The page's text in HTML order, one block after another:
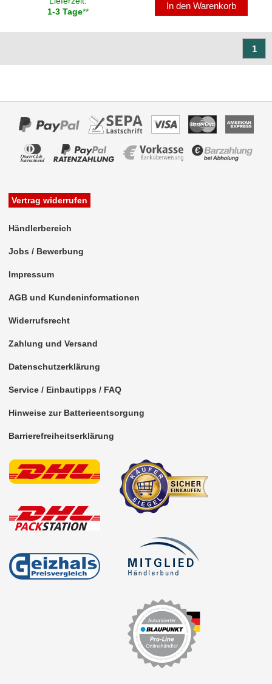
1-3 Tage**
In den Warenkorb
1
Vertrag widerrufen
Händlerbereich
Jobs / Bewerbung
Impressum
AGB und Kundeninformationen
Widerrufsrecht
Zahlung und Versand
Datenschutzerklärung
Service / Einbautipps / FAQ
Hinweise zur Batterieentsorgung
Barrierefreiheitserklärung